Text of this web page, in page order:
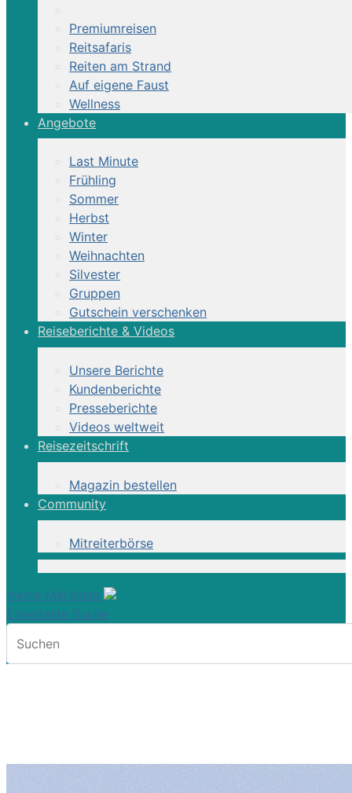
Premiumreisen
Reitsafaris
Reiten am Strand
Auf eigene Faust
Wellness
Angebote
Last Minute
Frühling
Sommer
Herbst
Winter
Weihnachten
Silvester
Gruppen
Gutschein verschenken
Reiseberichte & Videos
Unsere Berichte
Kundenberichte
Presseberichte
Videos weltweit
Reisezeitschrift
Magazin bestellen
Community
Mitreiterbörse
meine Merkliste
Erweiterte Suche